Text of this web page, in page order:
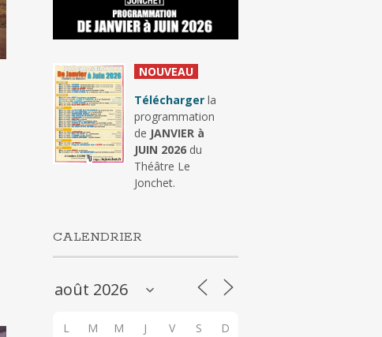
NOUVEAU
Télécharger la
programmation
de JANVIER à
JUIN 2026 du
Théâtre Le
Jonchet.
CALENDRIER
L M M J V S D